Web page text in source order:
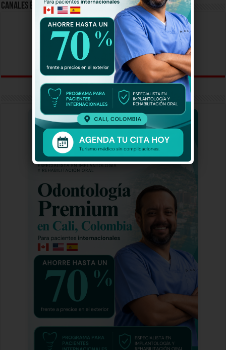
Canales En Vivo